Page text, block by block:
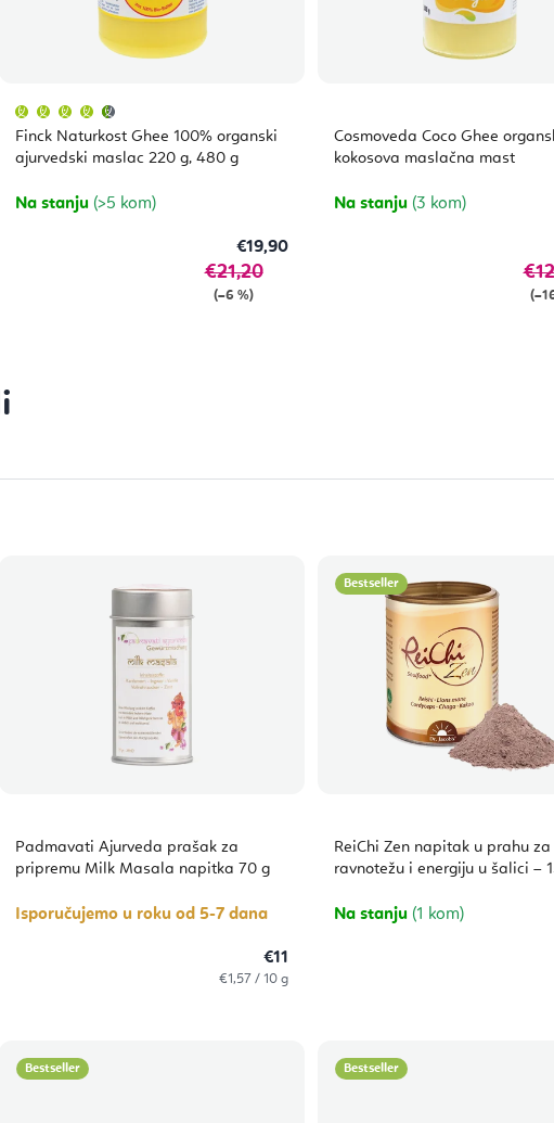
Finck Naturkost Ghee 100% organski
ajurvedski maslac 220 g, 480 g
proizvoda
je
4,7
zvjezdica.
Na stanju (>5 kom)
€19,90
€21,20
(–6 %)
Cosmoveda Coco Ghee
kokosova maslačna mast
Na stanju (3 kom)
Padmavati Ajurveda prašak za
pripremu Milk Masala napitka 70 g
Isporučujemo u roku od 5-7 dana
€11
Izračunaj
€1,57 / 10 g
Bestseller
ReiChi Zen napitak u prahu za
ravnotežu i energiju u šalici –
Na stanju (1 kom)
Bestseller Bestseller